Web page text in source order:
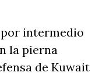
intermedio
la pierna
de Kuwait